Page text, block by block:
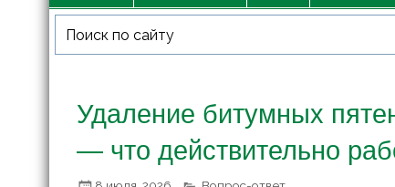
Удаление битумных
— что действительно